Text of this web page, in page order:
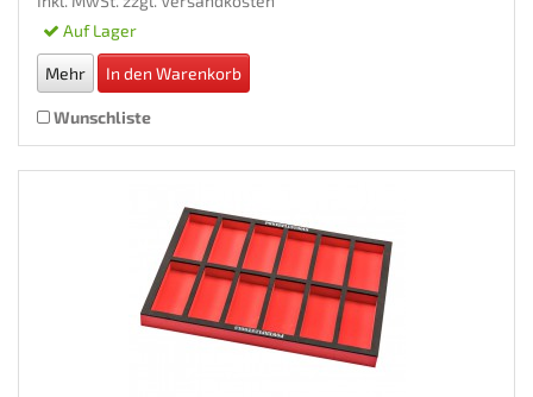
Auf Lager
Mehr In den Warenkorb
Wunschliste